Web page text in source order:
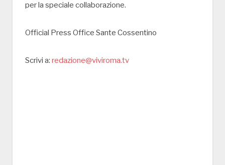
per la speciale collaborazione.
Official Press Office Sante Cossentino
Scrivi a: redazione@viviroma.tv